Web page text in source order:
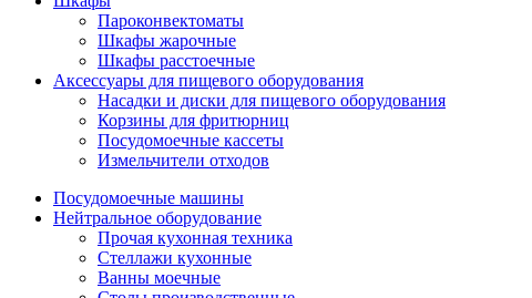
Пароконвектоматы
Шкафы жарочные
Шкафы расстоечные
Аксессуары для пищевого оборудования
Насадки и диски для пищевого оборудования
Корзины для фритюрниц
Посудомоечные кассеты
Измельчители отходов
Посудомоечные машины
Нейтральное оборудование
Прочая кухонная техника
Стеллажи кухонные
Ванны моечные